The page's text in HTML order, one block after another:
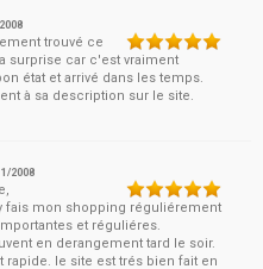
trouvé ce
surprise car c'est vraiment
état et arrivé dans les temps.
à sa description sur le site.
2008
fais mon shopping réguliérement
et réguliéres.
en derangement tard le soir.
le site est trés bien fait en